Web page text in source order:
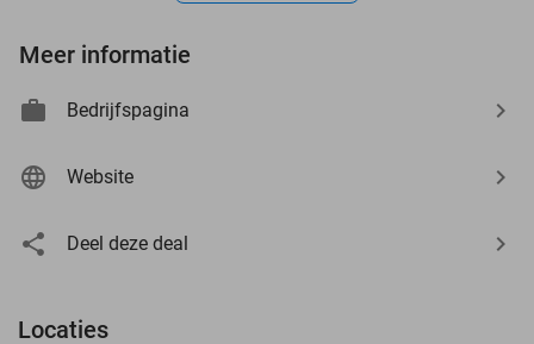
Meer informatie
Bedrijfspagina
Website
Deel deze deal
Locaties